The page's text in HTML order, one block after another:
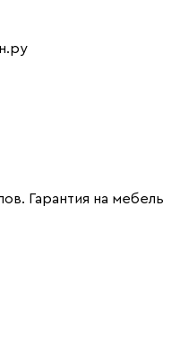
Гарантия на мебель